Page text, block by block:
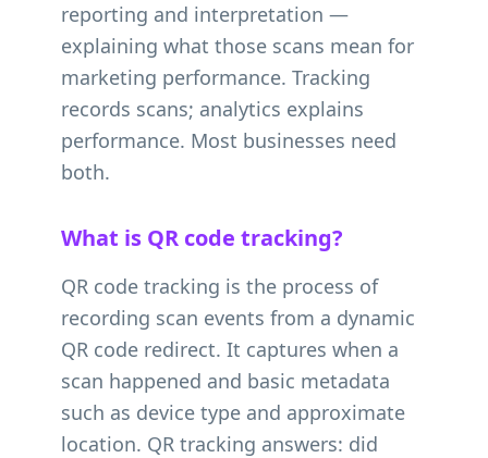
reporting and interpretation —
explaining what those scans mean for
marketing performance. Tracking
records scans; analytics explains
performance. Most businesses need
both.
What is QR code tracking?
QR code tracking is the process of
recording scan events from a dynamic
QR code redirect. It captures when a
scan happened and basic metadata
such as device type and approximate
location. QR tracking answers: did